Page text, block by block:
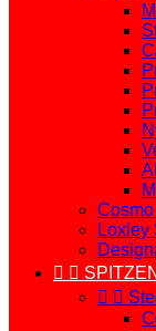
Loxley
  SPITZEN
 